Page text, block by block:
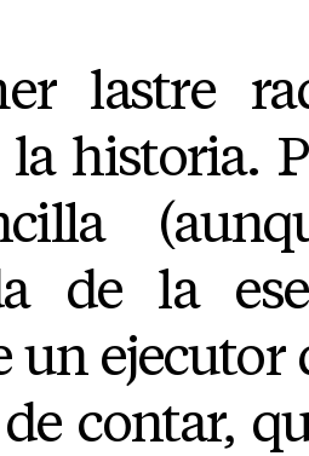
lastre
historia.
de la
un ejecutor
contar,